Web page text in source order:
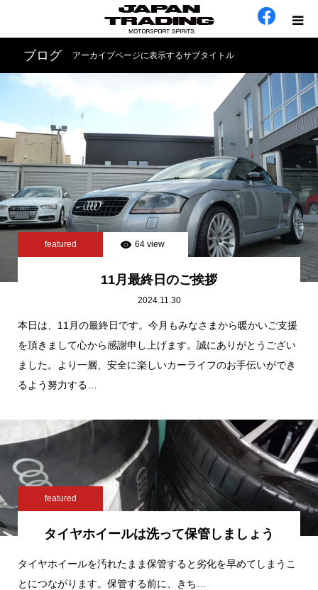
ブログ アーカイブページに表示するサブタイトル
featured 64 view
11月最終日のご挨拶
2024.11.30
本日は、11月の最終日です。今月もみなさまから暖かいご支援
を頂きまして心から感謝申し上げます。誠にありがとうござい
ました。より一層、安全に楽しいカーライフのお手伝いができ
るよう努力する…
featured
タイヤホイールは洗って保管しましょう
タイヤホイールを汚れたまま保管すると劣化を早めてしまうこ
とにつながります。保管する前に、きち…
ホーム
在庫車
会社概要
カテゴリー
工場日誌